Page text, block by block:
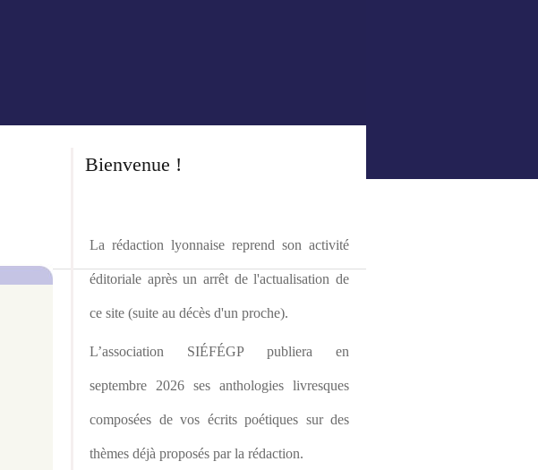
Bienvenue !
La rédaction lyonnaise reprend son activité
éditoriale après un arrêt de l'actualisation de
ce site (suite au décès d'un proche).
L’association SIÉFÉGP publiera en
septembre 2026 ses anthologies livresques
composées de vos écrits poétiques sur des
thèmes déjà proposés par la rédaction.